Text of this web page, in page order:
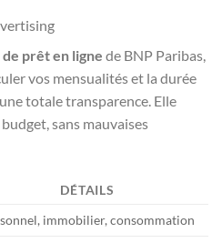
prêt en ligne de BNP Paribas,
vos mensualités et la durée
totale transparence. Elle
sans mauvaises
DÉTAILS
immobilier, consommation